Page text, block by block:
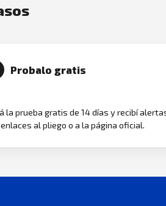
Probalo gratis
la prueba gratis de 14 días y recibí
al pliego o a la página oficial.